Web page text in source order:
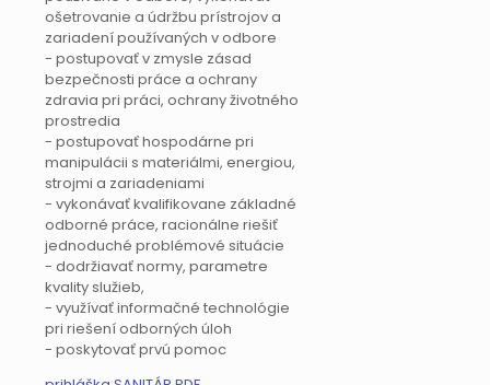
ošetrovanie a údržbu prístrojov a
zariadení používaných v odbore
- postupovať v zmysle zásad
bezpečnosti práce a ochrany
zdravia pri práci, ochrany životného
prostredia
- postupovať hospodárne pri
manipulácii s materiálmi, energiou,
strojmi a zariadeniami
- vykonávať kvalifikovane základné
odborné práce, racionálne riešiť
jednoduché problémové situácie
- dodržiavať normy, parametre
kvality služieb,
- využívať informačné technológie
pri riešení odborných úloh
- poskytovať prvú pomoc